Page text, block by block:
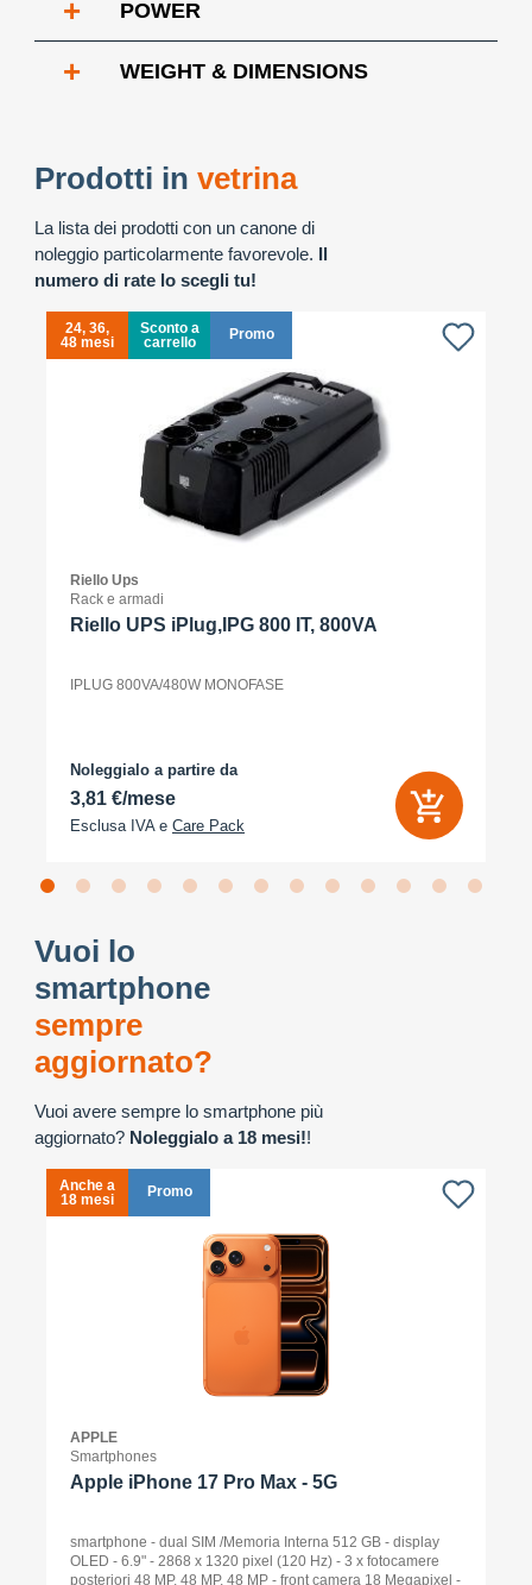
+ POWER
+ WEIGHT & DIMENSIONS
Prodotti in vetrina
La lista dei prodotti con un canone di
noleggio particolarmente favorevole. Il
numero di rate lo scegli tu!
24, 36,
48 mesi
Sconto a
carrello
Promo
Riello Ups
Rack e armadi
Riello UPS iPlug,IPG 800 IT, 800VA
IPLUG 800VA/480W MONOFASE
Noleggialo a partire da
3,81 €/mese
Esclusa IVA e Care Pack
Vuoi lo
smartphone
sempre
aggiornato?
Vuoi avere sempre lo smartphone più
aggiornato? Noleggialo a 18 mesi!!
Anche a
18 mesi
Promo
APPLE
Smartphones
Apple iPhone 17 Pro Max - 5G
smartphone - dual SIM /Memoria Interna 512 GB - display
OLED - 6.9" - 2868 x 1320 pixel (120 Hz) - 3 x fotocamere
posteriori 48 MP, 48 MP, 48 MP - front camera 18 Megapixel -